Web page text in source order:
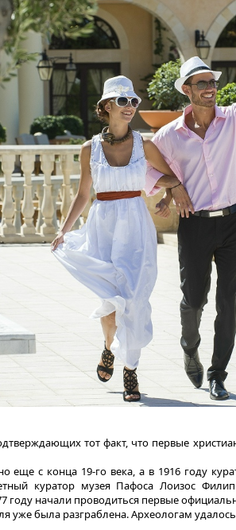
тот факт, что первые
еще с конца 19-го века, а в 1916 году
куратор музея Пафоса Лоизос
году начали проводиться первые
уже была разграблена. Археологам